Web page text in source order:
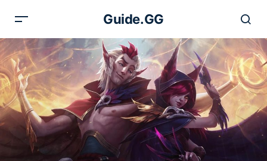
Guide.GG